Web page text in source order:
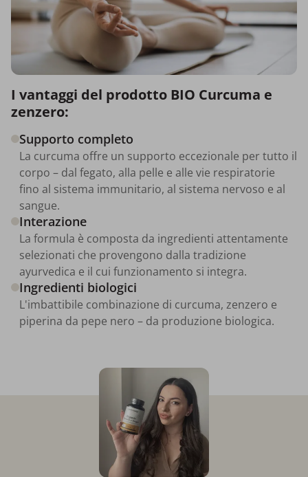
I vantaggi del prodotto BIO Curcuma e
zenzero:
Supporto completo
La curcuma offre un supporto eccezionale per tutto il
corpo – dal fegato, alla pelle e alle vie respiratorie
fino al sistema immunitario, al sistema nervoso e al
sangue.
Interazione
La formula è composta da ingredienti attentamente
selezionati che provengono dalla tradizione
ayurvedica e il cui funzionamento si integra.
Ingredienti biologici
L'imbattibile combinazione di curcuma, zenzero e
piperina da pepe nero – da produzione biologica.